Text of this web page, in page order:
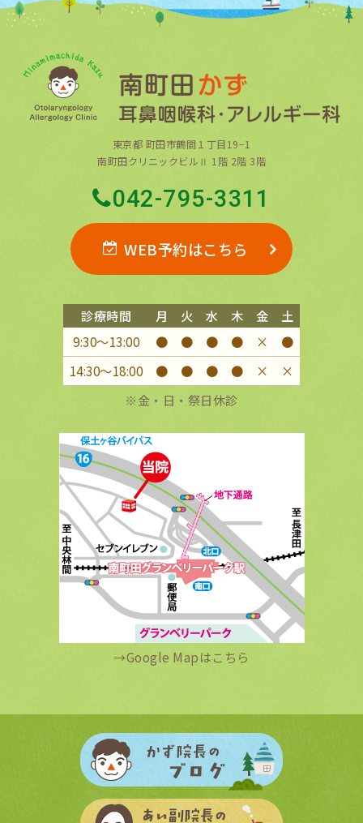
東京都 町田市鶴間１丁目19−1
南町田クリニックビルⅡ 1階 2階 3階
042-795-3311
WEB予約はこちら
診療時間 月 火 水 木 金
土
9:30〜13:00
● ● ● ● ×
●
14:30〜18:00
● ● ● ● ×
×
※金・日・祭日休診
→Google Mapはこちら